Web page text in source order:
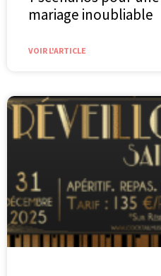
mariage inoubliable
VOIR L'ARTICLE